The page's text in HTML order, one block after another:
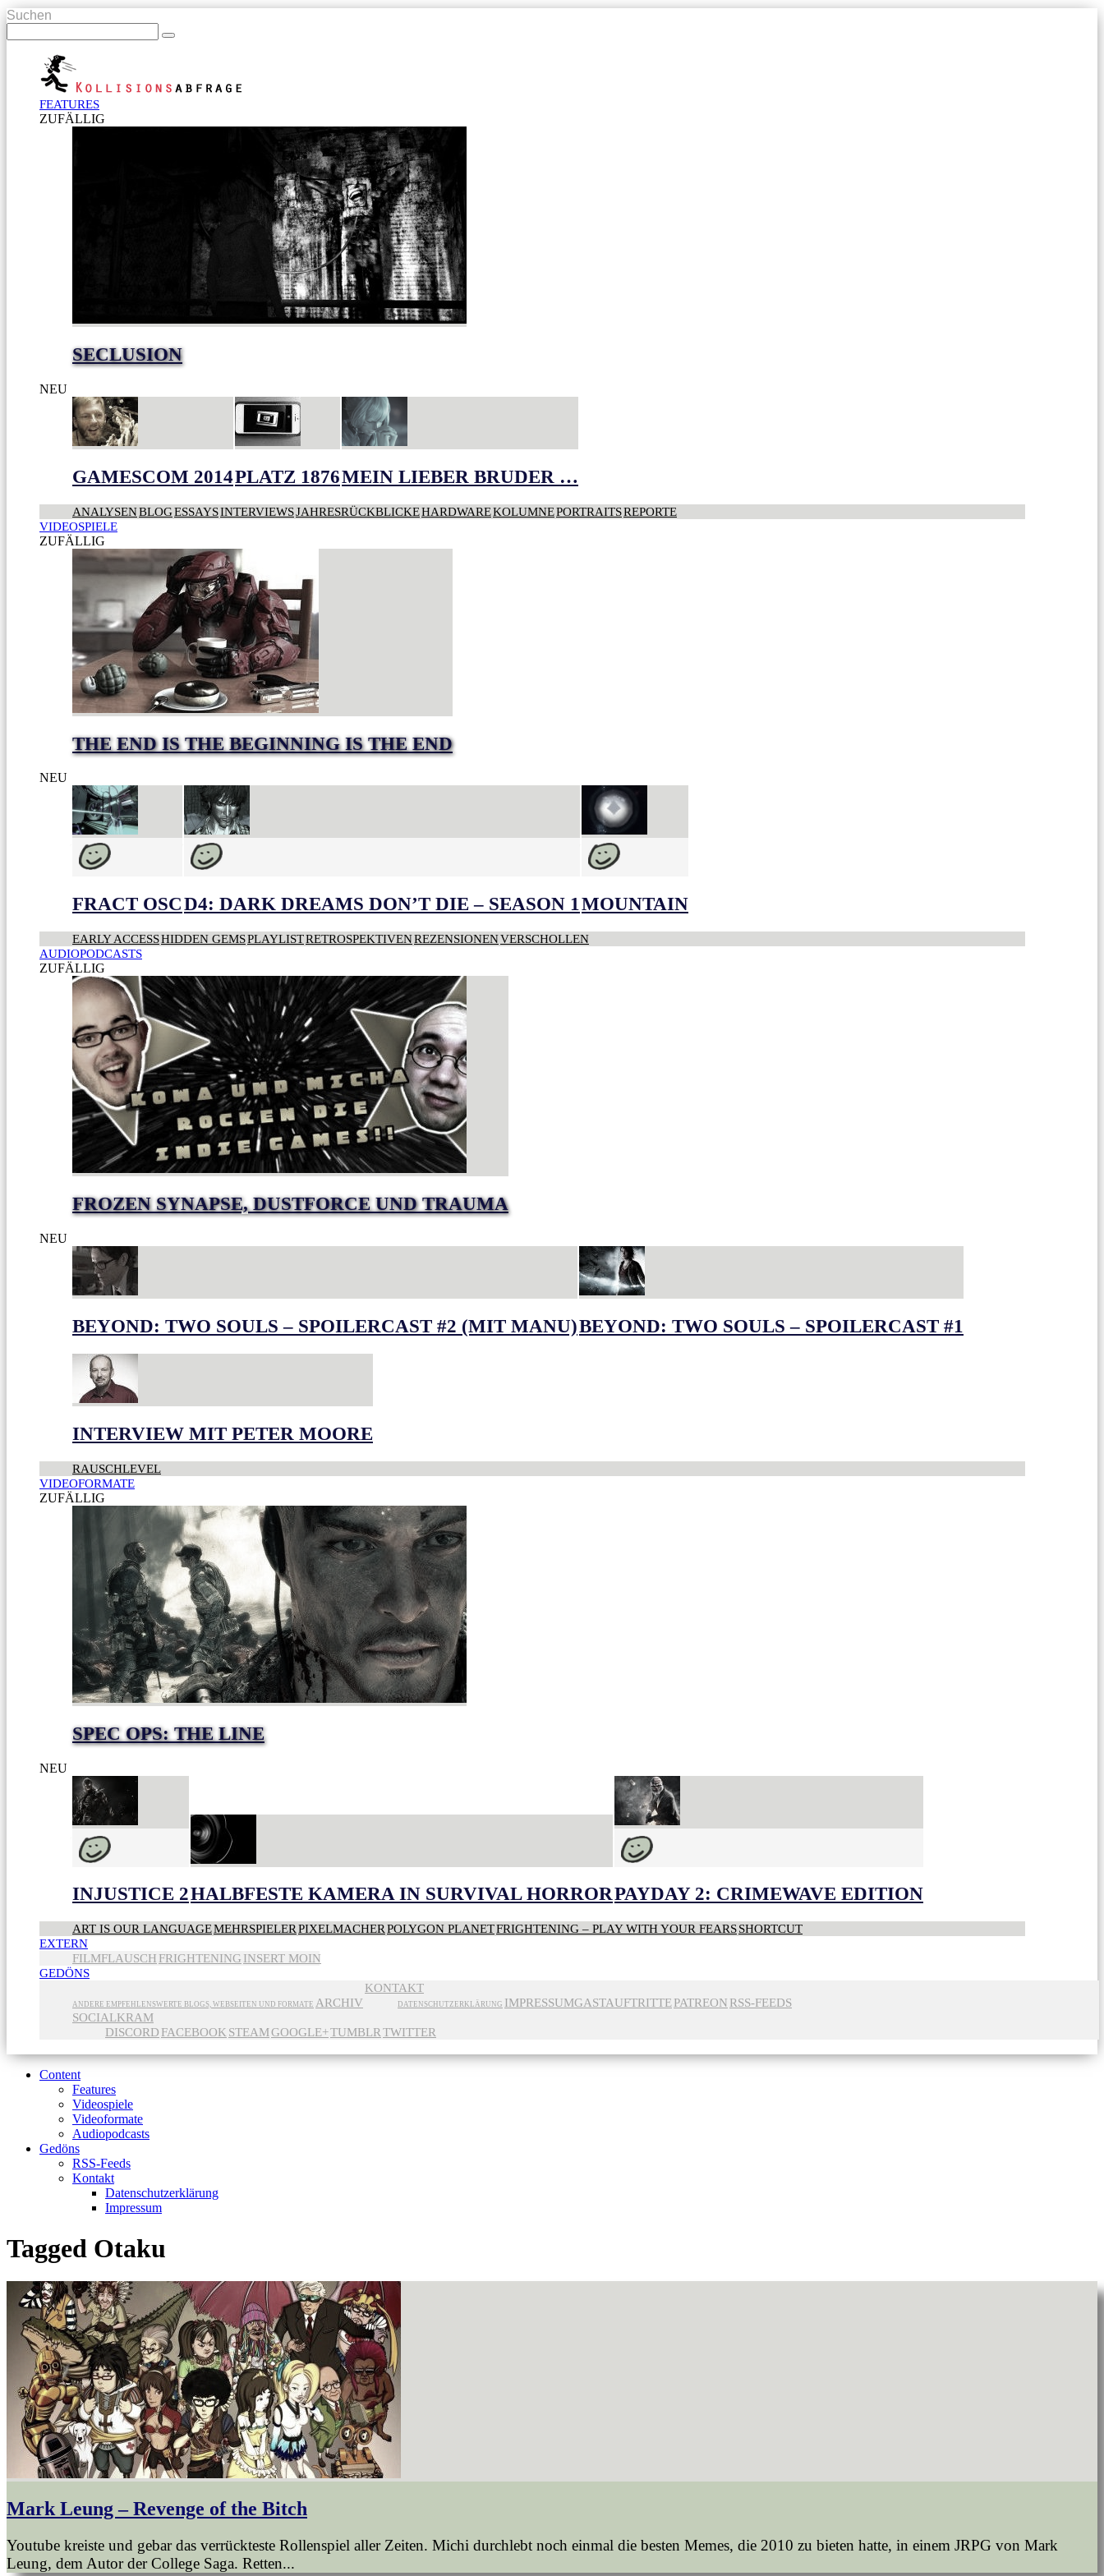
Suchen
FEATURES
ZUFÄLLIG
SECLUSION
NEU
GAMESCOM 2014PLATZ 1876MEIN LIEBER BRUDER …
ANALYSENBLOGESSAYSINTERVIEWSJAHRESRÜCKBLICKEHARDWAREKOLUMNEPORTRAITSREPORTE
VIDEOSPIELE
ZUFÄLLIG
THE END IS THE BEGINNING IS THE END
NEU
FRACT OSCD4: DARK DREAMS DON’T DIE – SEASON 1MOUNTAIN
EARLY ACCESSHIDDEN GEMSPLAYLISTRETROSPEKTIVENREZENSIONENVERSCHOLLEN
AUDIOPODCASTS
ZUFÄLLIG
FROZEN SYNAPSE, DUSTFORCE UND TRAUMA
NEU
BEYOND: TWO SOULS – SPOILERCAST #2 (MIT MANU)BEYOND: TWO SOULS – SPOILERCAST #1
INTERVIEW MIT PETER MOORE
RAUSCHLEVEL
VIDEOFORMATE
ZUFÄLLIG
SPEC OPS: THE LINE
NEU
INJUSTICE 2HALBFESTE KAMERA IN SURVIVAL HORRORPAYDAY 2: CRIMEWAVE EDITION
ART IS OUR LANGUAGEMEHRSPIELERPIXELMACHERPOLYGON PLANETFRIGHTENING – PLAY WITH YOUR FEARSSHORTCUT
EXTERN
FILMFLAUSCH FRIGHTENING INSERT MOIN
GEDÖNS
ANDERE EMPFEHLENSWERTE BLOGS, WEBSEITEN UND FORMATE ARCHIV
KONTAKT
DATENSCHUTZERKLÄRUNG IMPRESSUMGASTAUFTRITTEPATREON RSS-FEEDS
SOCIALKRAM
DISCORD FACEBOOK STEAMGOOGLE+TUMBLRTWITTER
Content
Features
Videospiele
Videoformate
Audiopodcasts
Gedöns
RSS-Feeds
Kontakt
Datenschutzerklärung
Impressum
Tagged Otaku
Mark Leung – Revenge of the Bitch
Youtube kreiste und gebar das verrückteste Rollenspiel aller Zeiten. Michi durchlebt noch einmal die besten Memes, die 2010 zu bieten hatte, in einem JRPG von Mark
Leung, dem Autor der College Saga. Retten...